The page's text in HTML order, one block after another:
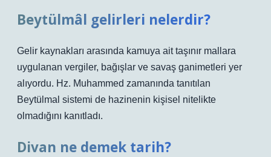
Beytülmâl gelirleri nelerdir?
Gelir kaynakları arasında kamuya ait taşınır mallara
uygulanan vergiler, bağışlar ve savaş ganimetleri yer
alıyordu. Hz. Muhammed zamanında tanıtılan
Beytülmal sistemi de hazinenin kişisel nitelikte
olmadığını kanıtladı.
Divan ne demek tarih?